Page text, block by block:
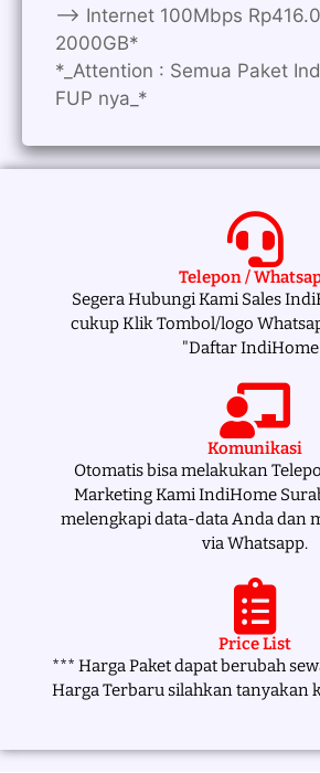
—> Internet 100Mbps
2000GB*
*_Attention : Semua Paket
FUP nya_*
Telepon /
Segera Hubungi Kami Sales
cukup Klik Tombol/logo
"Daftar
Komunikasi
Otomatis bisa melakukan
Marketing Kami IndiHome
melengkapi data-data Anda dan
via Whatsapp.
Price List
*** Harga Paket dapat berubah
Harga Terbaru silahkan tanyakan